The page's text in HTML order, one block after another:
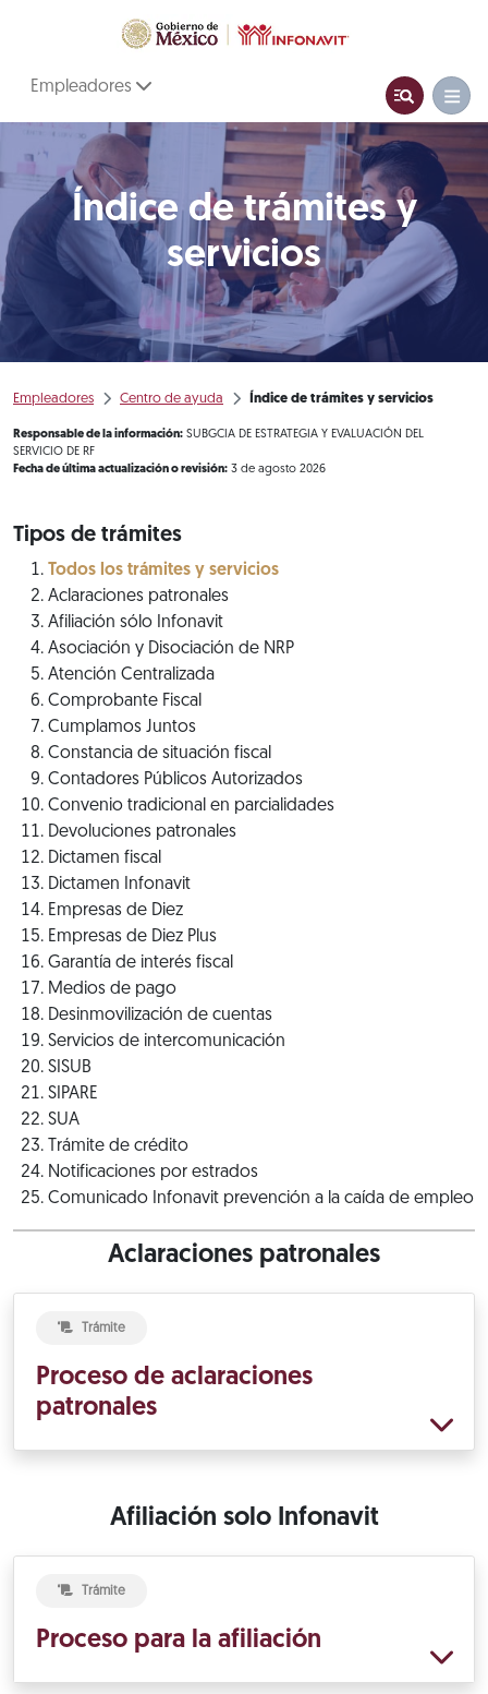
Empleadores
Índice de trámites y
servicios
Empleadores Centro de ayuda Índice de trámites y servicios
Responsable de la información: SUBGCIA DE ESTRATEGIA Y EVALUACIÓN DEL
SERVICIO DE RF
Fecha de última actualización o revisión: 3 de agosto 2026
Tipos de trámites
Todos los trámites y servicios
Aclaraciones patronales
Afiliación sólo Infonavit
Asociación y Disociación de NRP
Atención Centralizada
Comprobante Fiscal
Cumplamos Juntos
Constancia de situación fiscal
Contadores Públicos Autorizados
Convenio tradicional en parcialidades
Devoluciones patronales
Dictamen fiscal
Dictamen Infonavit
Empresas de Diez
Empresas de Diez Plus
Garantía de interés fiscal
Medios de pago
Desinmovilización de cuentas
Servicios de intercomunicación
SISUB
SIPARE
SUA
Trámite de crédito
Notificaciones por estrados
Comunicado Infonavit prevención a la caída de empleo
Aclaraciones patronales
Trámite
Proceso de aclaraciones
patronales
Afiliación solo Infonavit
Trámite
Proceso para la afiliación